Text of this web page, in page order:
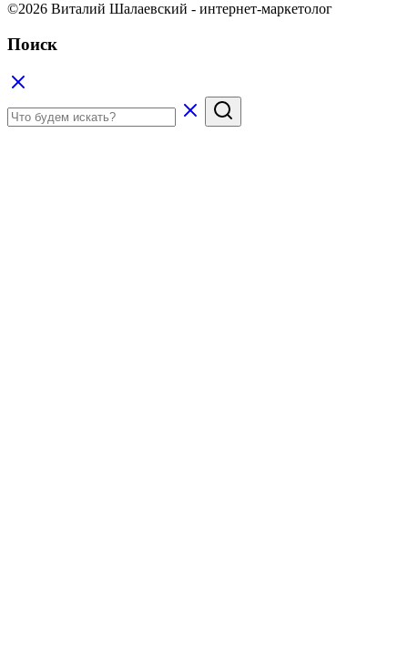
©2026 Виталий Шалаевский - интернет-маркетолог
Поиск